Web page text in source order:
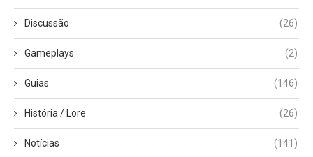
Discussão (26)
Gameplays (2)
Guias (146)
História / Lore (26)
Notícias (141)